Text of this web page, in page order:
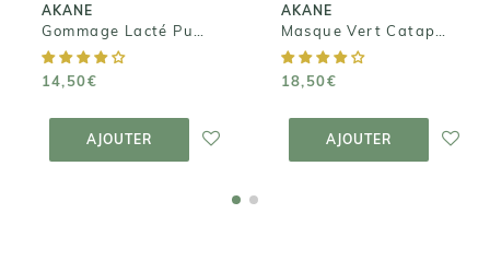
AKANE
14,50€
AJOUTER
PANIER
AKANE
18,50€
AJOUTER
PANIER